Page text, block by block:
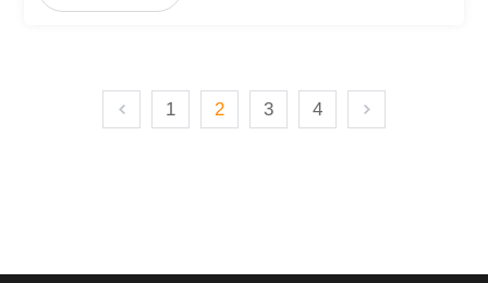
供迎宾、讲解等服务，带来观展新体验。
1 2 3 4